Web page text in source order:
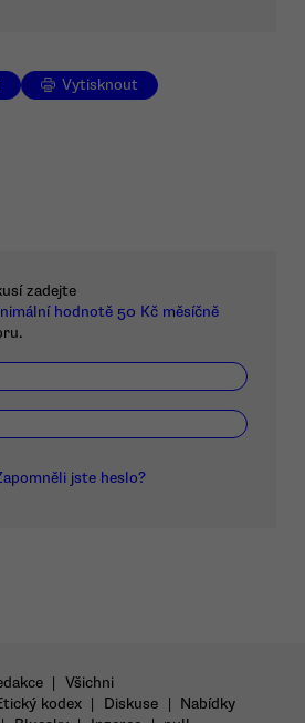
Vytisknout
zadejte
hodnotě 50 Kč měsíčně
jste heslo?
| Všichni
kodex | Diskuse | Nabídky